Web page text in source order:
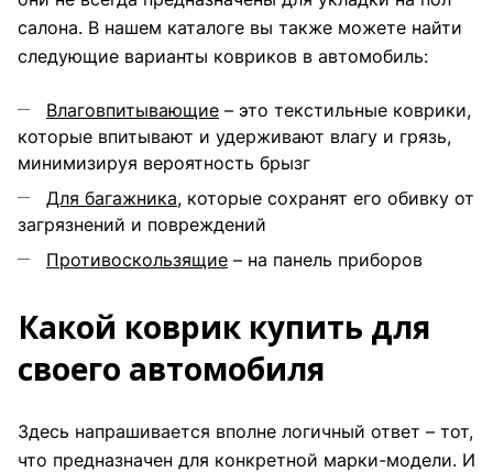
салона. В нашем каталоге вы также можете найти
следующие варианты ковриков в автомобиль:
Влаговпитывающие – это текстильные коврики,
которые впитывают и удерживают влагу и грязь,
минимизируя вероятность брызг
Для багажника, которые сохранят его обивку от
загрязнений и повреждений
Противоскользящие – на панель приборов
Какой коврик купить для
своего автомобиля
Здесь напрашивается вполне логичный ответ – тот,
что предназначен для конкретной марки-модели. И